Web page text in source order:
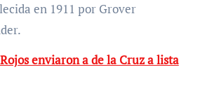
en 1911 por Grover
enviaron a de la Cruz a lista